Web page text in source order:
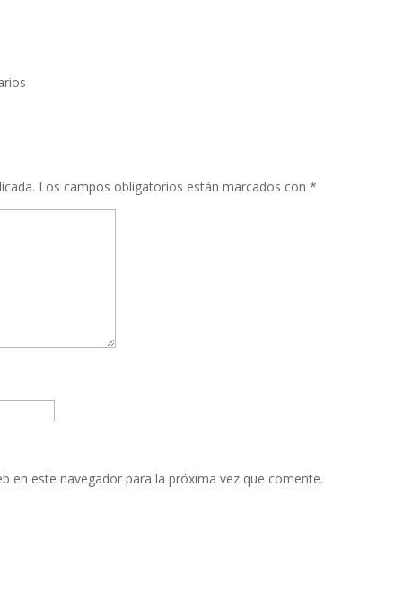
Los campos obligatorios están marcados con*
en este navegador para la próxima vez que comente.